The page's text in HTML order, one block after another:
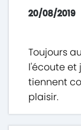
20/08/2019
Toujours
l'écoute et
tiennent
plaisir.